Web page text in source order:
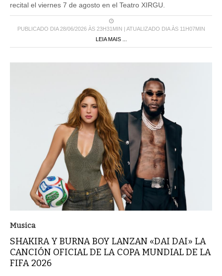
recital el viernes 7 de agosto en el Teatro XIRGU.
PUBLICADO DIA 28/06/2026 ÀS 23H31MIN | ATUALIZADO DIA ÀS 11H07MIN
LEIA MAIS ...
Musica
SHAKIRA Y BURNA BOY LANZAN «DAI DAI» LA
CANCIÓN OFICIAL DE LA COPA MUNDIAL DE LA
FIFA 2026